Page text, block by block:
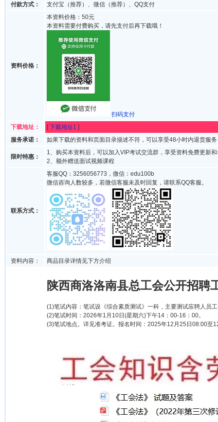
付款方式：
支付宝（推荐）、微信（推荐）、QQ支付
资料价格：
本资料价格：50元
本资料需要付费购买，请先支付后再下载哦！
扫码支付
下载地址：
[下载地址1 ]
服务承诺：
如果下载的资料和页面目录描述不符，可以享受48小时内退货服务
限时特惠：
1、购买本资料后，可以加入VIP考试交流群，享受资料免费更新
2、额外赠送面试视频课程
联系方式：
客服QQ：3256056773，微信：edu100b
微信咨询人数较多，若微信客服未及时回复，请联系QQ客服。
资料内容： 商品目录详情见下方介绍
陕西商洛洛南县总工会公开招聘
(1)笔试内容：笔试设《综合素质测试》一科，主要测试应聘人员
(2)笔试时间：2026年1月10日(星期六)下午14：00-16：00。
(3)笔试地点。详见准考证。报名时间：2025年12月25日08:00至